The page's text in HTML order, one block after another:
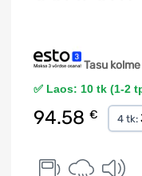
Tasu
✅ Laos: 10 tk (1-2
94.58 € 4 tk: